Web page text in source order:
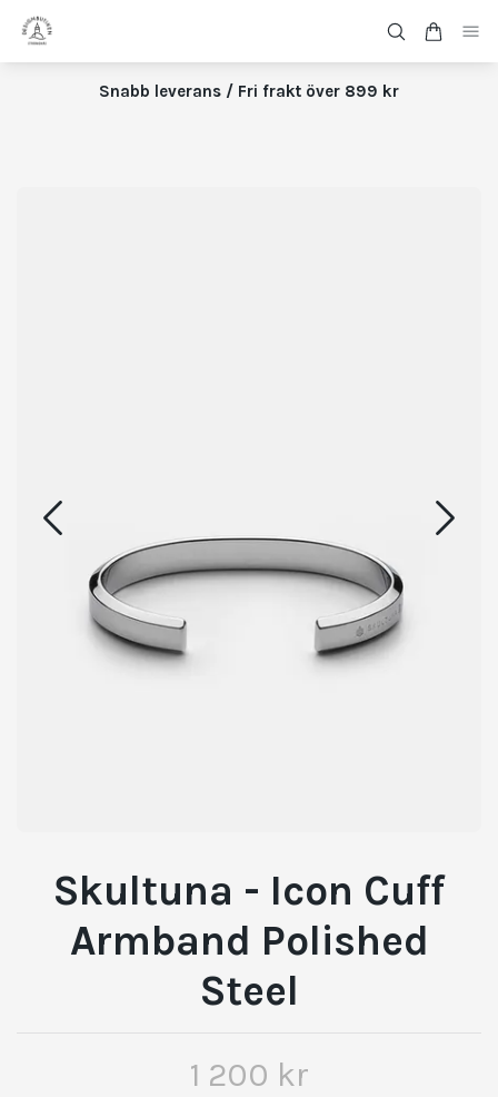
Snabb leverans / Fri frakt över 899 kr
Skultuna - Icon Cuff
Armband Polished
Steel
1 200 kr